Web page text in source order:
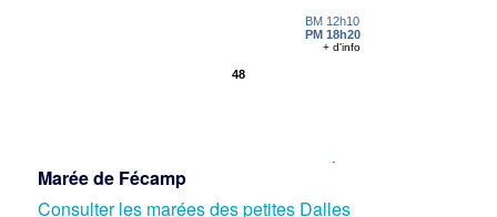
Marée de Fécamp
Consulter les marées des petites Dalles